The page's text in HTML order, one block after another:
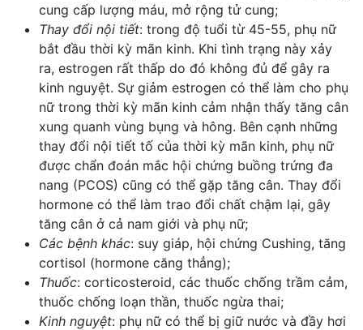
cung cấp lượng máu, mở rộng tử cung;
Thay đổi nội tiết: trong độ tuổi từ 45-55, phụ nữ
bắt đầu thời kỳ mãn kinh. Khi tình trạng này xảy
ra, estrogen rất thấp do đó không đủ để gây ra
kinh nguyệt. Sự giảm estrogen có thể làm cho phụ
nữ trong thời kỳ mãn kinh cảm nhận thấy tăng cân
xung quanh vùng bụng và hông. Bên cạnh những
thay đổi nội tiết tố của thời kỳ mãn kinh, phụ nữ
được chẩn đoán mắc hội chứng buồng trứng đa
nang (PCOS) cũng có thể gặp tăng cân. Thay đổi
hormone có thể làm trao đổi chất chậm lại, gây
tăng cân ở cả nam giới và phụ nữ;
Các bệnh khác: suy giáp, hội chứng Cushing, tăng
cortisol (hormone căng thẳng);
Thuốc: corticosteroid, các thuốc chống trầm cảm,
thuốc chống loạn thần, thuốc ngừa thai;
Kinh nguyệt: phụ nữ có thể bị giữ nước và đầy hơi